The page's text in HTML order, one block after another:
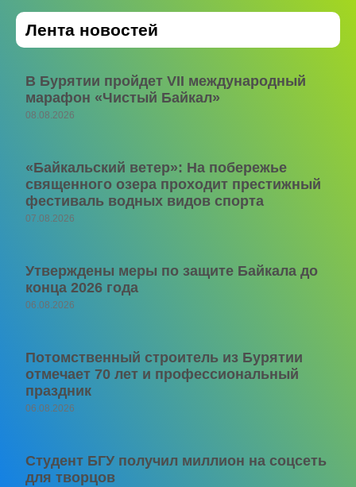
Лента новостей
В Бурятии пройдет VII международный
марафон «Чистый Байкал»
08.08.2026
«Байкальский ветер»: На побережье
священного озера проходит престижный
фестиваль водных видов спорта
07.08.2026
Утверждены меры по защите Байкала до
конца 2026 года
06.08.2026
Потомственный строитель из Бурятии
отмечает 70 лет и профессиональный
праздник
06.08.2026
Студент БГУ получил миллион на соцсеть
для творцов